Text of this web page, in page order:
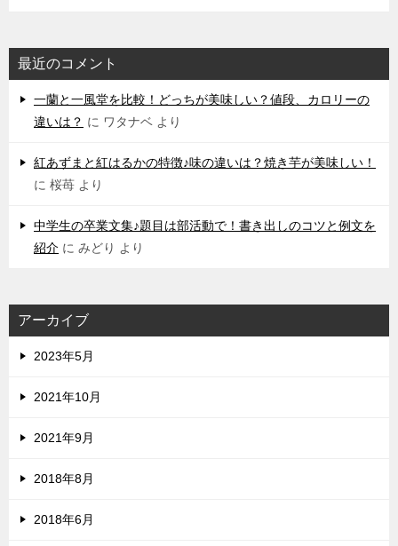
最近のコメント
一蘭と一風堂を比較！どっちが美味しい？値段、カロリーの
違いは？ に ワタナベ より
紅あずまと紅はるかの特徴♪味の違いは？焼き芋が美味しい！
に 桜苺 より
中学生の卒業文集♪題目は部活動で！書き出しのコツと例文を
紹介 に みどり より
アーカイブ
2023年5月
2021年10月
2021年9月
2018年8月
2018年6月